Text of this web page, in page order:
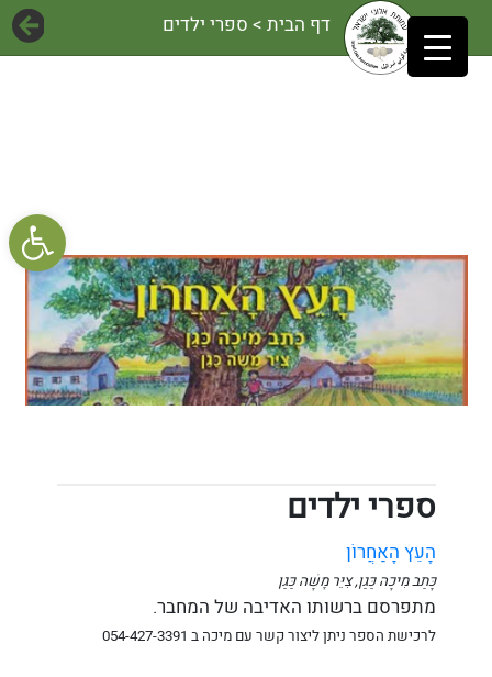
דף הבית > ספרי ילדים
ספרי ילדים
הָעֵץ הָאַחֲרוֹן
כָּתַב מִיכָה כַּגַן, צִיֵּר מָשָׁה כַּגַן
מתפרסם ברשותו האדיבה של המחבר.
לרכישת הספר ניתן ליצור קשר עם מיכה ב 054-427-3391